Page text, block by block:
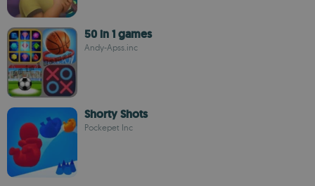
50 in 1 games
Andy-Apss.inc
Shorty Shots
Pockepet Inc